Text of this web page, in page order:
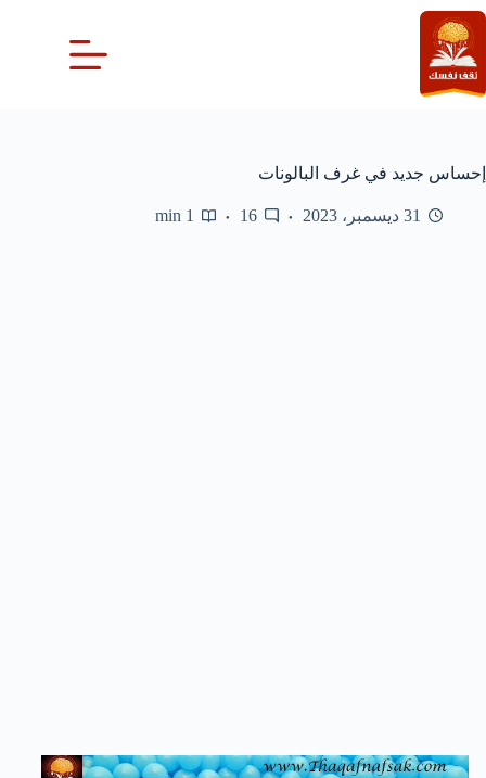
التجاوز
إلى
المحتوى
إحساس جديد في غرف البالونات
31 ديسمبر، 2023 16
1 min